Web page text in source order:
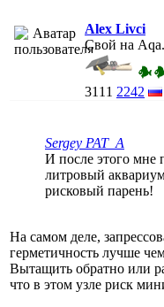
Alex Livci
Свой на
3111 2242
Sergey PAT_A
И после этого мне
литровый
рисковый парень!
На самом деле,
герметичность лучше
Вытащить обратно или
что в этом узле риск